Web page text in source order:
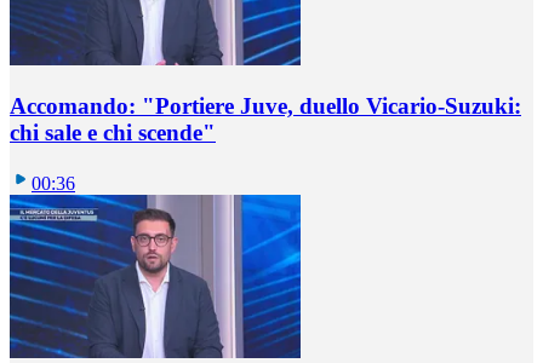
Accomando: "Portiere Juve, duello Vicario-Suzuki:
chi sale e chi scende"
00:36